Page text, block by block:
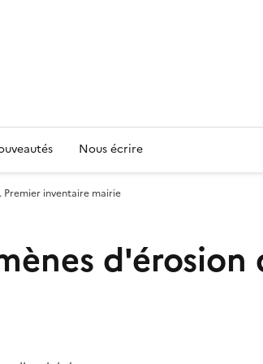
Nous écrire
Premier inventaire mairie
d'érosion